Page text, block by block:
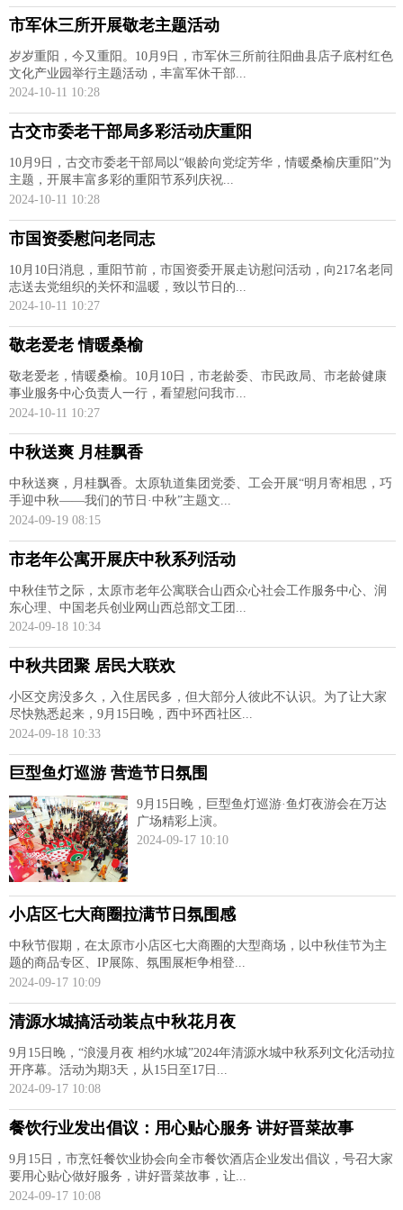
市军休三所开展敬老主题活动
岁岁重阳，今又重阳。10月9日，市军休三所前往阳曲县店子底村红色
文化产业园举行主题活动，丰富军休干部...
2024-10-11 10:28
古交市委老干部局多彩活动庆重阳
10月9日，古交市委老干部局以“银龄向党绽芳华，情暖桑榆庆重阳”为
主题，开展丰富多彩的重阳节系列庆祝...
2024-10-11 10:28
市国资委慰问老同志
10月10日消息，重阳节前，市国资委开展走访慰问活动，向217名老同
志送去党组织的关怀和温暖，致以节日的...
2024-10-11 10:27
敬老爱老 情暖桑榆
敬老爱老，情暖桑榆。10月10日，市老龄委、市民政局、市老龄健康
事业服务中心负责人一行，看望慰问我市...
2024-10-11 10:27
中秋送爽 月桂飘香
中秋送爽，月桂飘香。太原轨道集团党委、工会开展“明月寄相思，巧
手迎中秋——我们的节日·中秋”主题文...
2024-09-19 08:15
市老年公寓开展庆中秋系列活动
中秋佳节之际，太原市老年公寓联合山西众心社会工作服务中心、润
东心理、中国老兵创业网山西总部文工团...
2024-09-18 10:34
中秋共团聚 居民大联欢
小区交房没多久，入住居民多，但大部分人彼此不认识。为了让大家
尽快熟悉起来，9月15日晚，西中环西社区...
2024-09-18 10:33
巨型鱼灯巡游 营造节日氛围
9月15日晚，巨型鱼灯巡游·鱼灯夜游会在万达
广场精彩上演。
2024-09-17 10:10
小店区七大商圈拉满节日氛围感
中秋节假期，在太原市小店区七大商圈的大型商场，以中秋佳节为主
题的商品专区、IP展陈、氛围展柜争相登...
2024-09-17 10:09
清源水城搞活动装点中秋花月夜
9月15日晚，“浪漫月夜 相约水城”2024年清源水城中秋系列文化活动拉
开序幕。活动为期3天，从15日至17日...
2024-09-17 10:08
餐饮行业发出倡议：用心贴心服务 讲好晋菜故事
9月15日，市烹饪餐饮业协会向全市餐饮酒店企业发出倡议，号召大家
要用心贴心做好服务，讲好晋菜故事，让...
2024-09-17 10:08